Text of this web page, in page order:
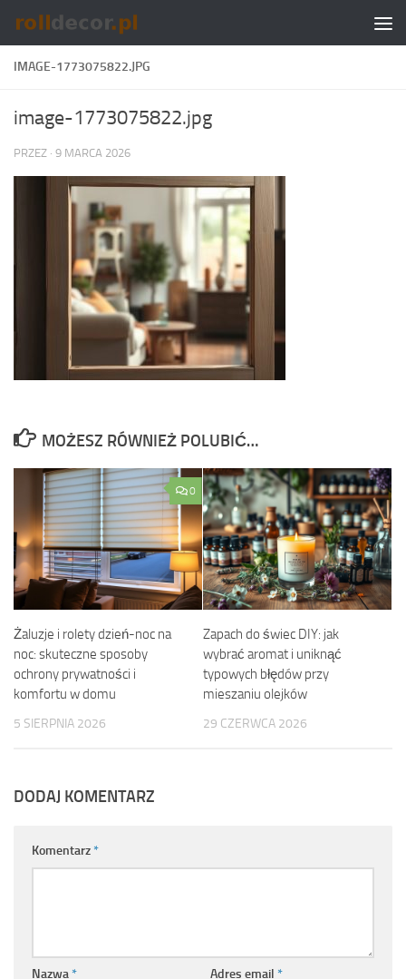
Skip to content
IMAGE-1773075822.JPG
image-1773075822.jpg
PRZEZ · 9 MARCA 2026
MOŻESZ RÓWNIEŻ POLUBIĆ…
0
Żaluzje i rolety dzień-noc na
noc: skuteczne sposoby
ochrony prywatności i
komfortu w domu
5 SIERPNIA 2026
Zapach do świec DIY: jak
wybrać aromat i uniknąć
typowych błędów przy
mieszaniu olejków
29 CZERWCA 2026
DODAJ KOMENTARZ
Komentarz*
Nazwa* Adres email *